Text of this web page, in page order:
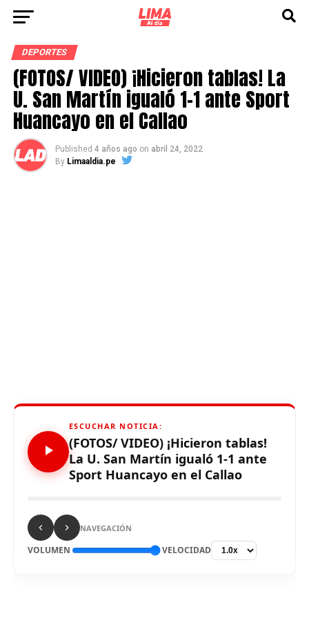
DEPORTES
(FOTOS/ VIDEO) ¡Hicieron tablas! La
U. San Martín igualó 1-1 ante Sport
Huancayo en el Callao
Published 4 años ago on abril 24, 2022
By Limaaldia.pe
ESCUCHAR NOTICIA:
(FOTOS/ VIDEO) ¡Hicieron tablas!
La U. San Martín igualó 1-1 ante
Sport Huancayo en el Callao
NAVEGACIÓN
VOLUMEN VELOCIDAD